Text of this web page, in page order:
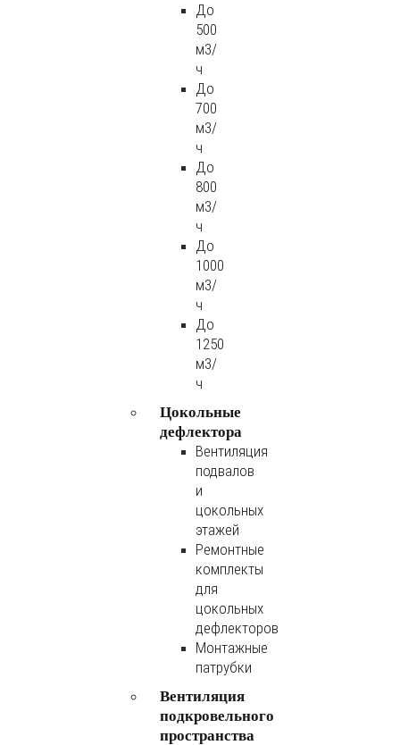
До
500
м3/
ч
До
700
м3/
ч
До
800
м3/
ч
До
1000
м3/
ч
До
1250
м3/
ч
Цокольные
дефлектора
Вентиляция
подвалов
и
цокольных
этажей
Ремонтные
комплекты
для
цокольных
дефлекторов
Монтажные
патрубки
Вентиляция
подкровельного
пространства